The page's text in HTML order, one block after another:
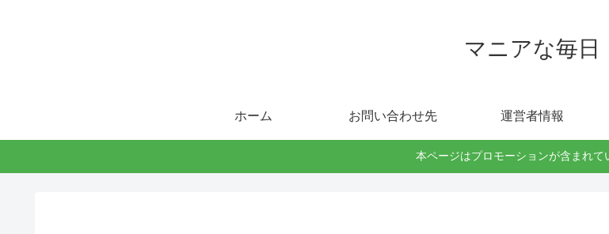
マニアな毎日
ホーム お問い合わせ先 運営者情報
本ページはプロモーションが含まれて